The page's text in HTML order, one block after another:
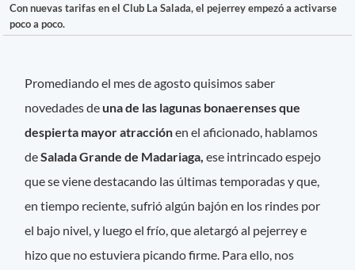
Con nuevas tarifas en el Club La Salada, el pejerrey empezó a activarse
poco a poco.
Promediando el mes de agosto quisimos saber
novedades de una de las lagunas bonaerenses que
despierta mayor atracciónen el aficionado, hablamos
deSalada Grande de Madariaga,ese intrincado espejo
que se viene destacando las últimas temporadas y que,
en tiempo reciente, sufrió algún bajón en los rindes por
el bajo nivel, y luego el frío, que aletargó al pejerrey e
hizo que no estuviera picando firme. Para ello, nos